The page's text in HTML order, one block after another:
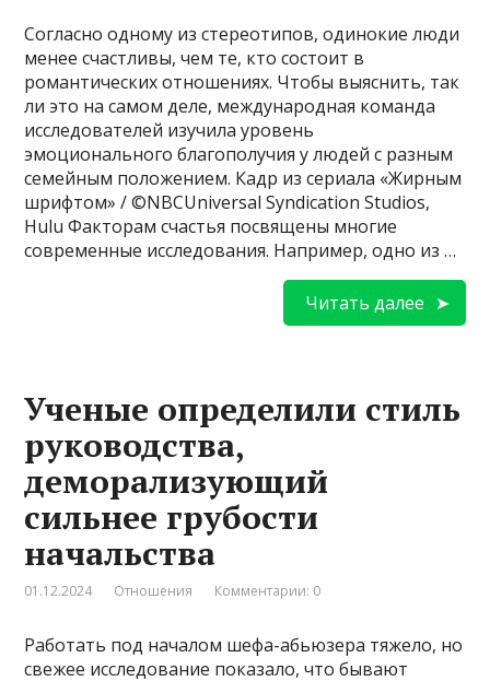
Согласно одному из стереотипов, одинокие люди
менее счастливы, чем те, кто состоит в
романтических отношениях. Чтобы выяснить, так
ли это на самом деле, международная команда
исследователей изучила уровень
эмоционального благополучия у людей с разным
семейным положением. Кадр из сериала «Жирным
шрифтом» / ©NBCUniversal Syndication Studios,
Hulu Факторам счастья посвящены многие
современные исследования. Например, одно из …
Читать далее
Ученые определили стиль
руководства,
деморализующий
сильнее грубости
начальства
01.12.2024 Отношения Комментарии: 0
Работать под началом шефа-абьюзера тяжело, но
свежее исследование показало, что бывают